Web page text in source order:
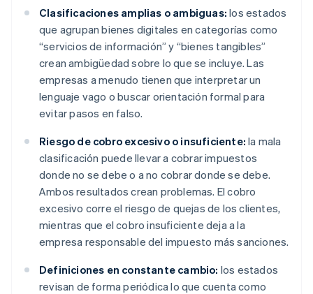
Clasificaciones amplias o ambiguas: los estados
que agrupan bienes digitales en categorías como
“servicios de información” y “bienes tangibles”
crean ambigüedad sobre lo que se incluye. Las
empresas a menudo tienen que interpretar un
lenguaje vago o buscar orientación formal para
evitar pasos en falso.
Riesgo de cobro excesivo o insuficiente: la mala
clasificación puede llevar a cobrar impuestos
donde no se debe o a no cobrar donde se debe.
Ambos resultados crean problemas. El cobro
excesivo corre el riesgo de quejas de los clientes,
mientras que el cobro insuficiente deja a la
empresa responsable del impuesto más sanciones.
Definiciones en constante cambio: los estados
revisan de forma periódica lo que cuenta como